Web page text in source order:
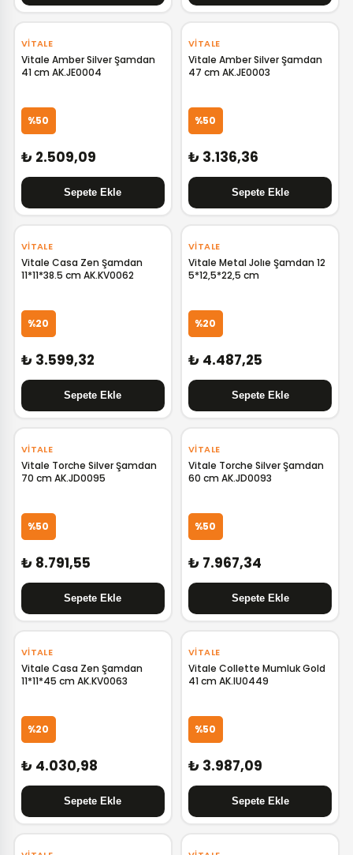
VITALE
Vitale Amber Silver Şamdan
41 cm AK.JE0004
%50
₺ 2.509,09
VITALE
Vitale Amber Silver Şamdan
47 cm AK.JE0003
%50
₺ 3.136,36
VITALE
Vitale Casa Zen Şamdan
11*11*38.5 cm AK.KV0062
%20
₺ 3.599,32
VITALE
Vitale Metal Jolıe Şamdan 12
5*12,5*22,5 cm
%20
₺ 4.487,25
VITALE
Vitale Torche Silver Şamdan
70 cm AK.JD0095
%50
₺ 8.791,55
VITALE
Vitale Torche Silver Şamdan
60 cm AK.JD0093
%50
₺ 7.967,34
VITALE
Vitale Casa Zen Şamdan
11*11*45 cm AK.KV0063
%20
₺ 4.030,98
VITALE
Vitale Collette Mumluk Gold
41 cm AK.IU0449
%50
₺ 3.987,09